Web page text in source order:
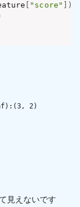
"score"
)
2)
見えないです